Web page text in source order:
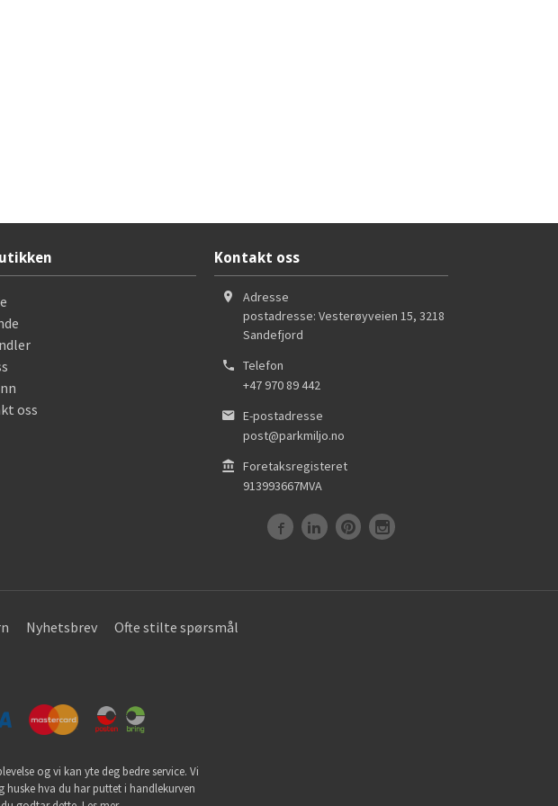
oss
Kontakt oss
Adresse
postadresse: Vesterøyveien 15, 3218
Sandefjord
Telefon
+47 970 89 442
E-postadresse
post@parkmiljo.no
Foretaksregisteret
913993667MVA
Nyhetsbrev Ofte stilte spørsmål
og vi kan yte deg bedre service. Vi
hva du har puttet i handlekurven